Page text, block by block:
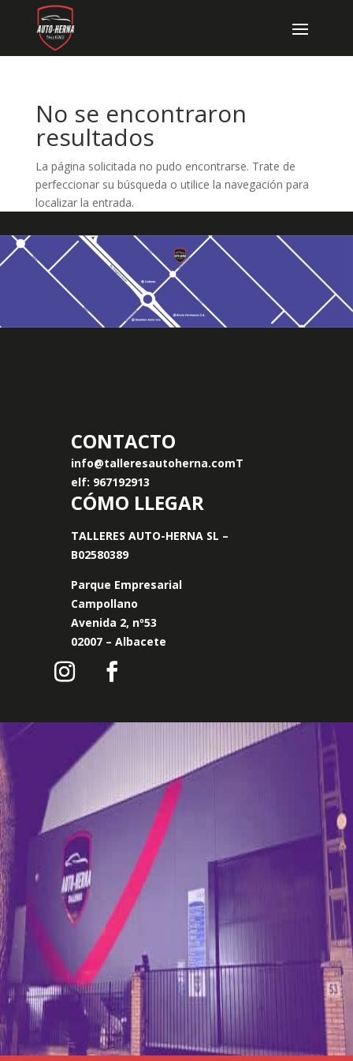
No se encontraron
resultados
La página solicitada no pudo encontrarse. Trate de
perfeccionar su búsqueda o utilice la navegación para
localizar la entrada.
CONTACTO
info@talleresautoherna.comT
elf: 967192913
CÓMO LLEGAR
TALLERES AUTO-HERNA SL –
B02580389
Parque Empresarial
Campollano
Avenida 2, nº53
02007 – Albacete